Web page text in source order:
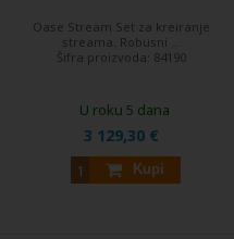
Oase Stream Set za kreiranje
streama. Robusni ...
Šifra proizvoda: 84190
3 129,30 €
Kupi
U roku 5 dana